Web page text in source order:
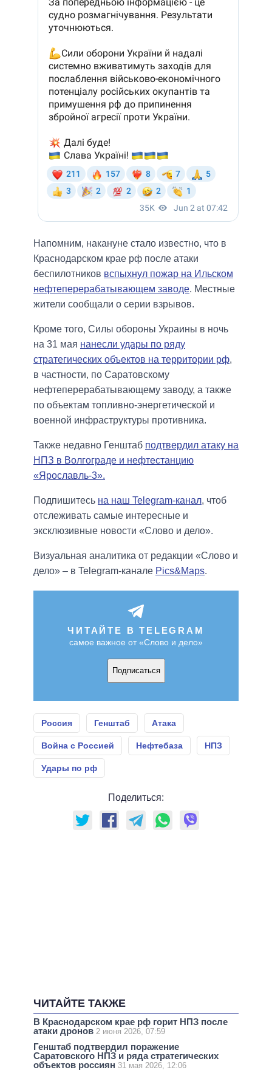
Напомним, накануне стало известно, что в
Краснодарском крае рф после атаки
беспилотников вспыхнул пожар на Ильском
нефтеперерабатывающем заводе. Местные
жители сообщали о серии взрывов.
Кроме того, Силы обороны Украины в ночь
на 31 мая нанесли удары по ряду
стратегических объектов на территории рф,
в частности, по Саратовскому
нефтеперерабатывающему заводу, а также
по объектам топливно-энергетической и
военной инфраструктуры противника.
Также недавно Генштаб подтвердил атаку на
НПЗ в Волгограде и нефтестанцию
«Ярославль-3».
Подпишитесь на наш Telegram-канал, чтоб
отслеживать самые интересные и
эксклюзивные новости «Слово и дело».
Визуальная аналитика от редакции «Слово и
дело» – в Telegram-канале Pics&Maps.
ЧИТАЙТЕ В TELEGRAM
самое важное от «Слово и дело»
Подписаться
Россия Генштаб Атака
Война с Россией Нефтебаза НПЗ
Удары по рф
Поделиться:
ЧИТАЙТЕ ТАКЖЕ
В Краснодарском крае рф горит НПЗ после
атаки дронов 2 июня 2026, 07:59
Генштаб подтвердил поражение
Саратовского НПЗ и ряда стратегических
объектов россиян 31 мая 2026, 12:06